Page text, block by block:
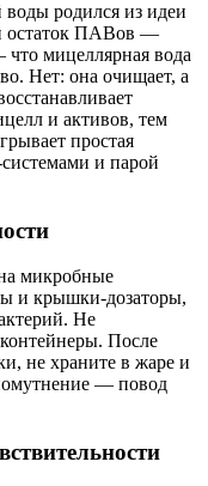
родился из идеи
остаток ПАВов —
мицеллярная вода
Нет: она очищает, а
и активов, тем
простая
и парой
микробные
и крышки‑дозаторы,
Не
После
не храните в жаре и
— повод